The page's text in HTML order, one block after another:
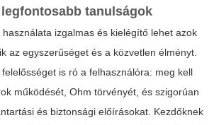
tanulságok
használata izgalmas és kielégítő lehet azok
az egyszerűséget és a közvetlen élményt.
is ró a felhasználóra: meg kell
működését, Ohm törvényét, és szigorúan
és biztonsági előírásokat. Kezdőknek